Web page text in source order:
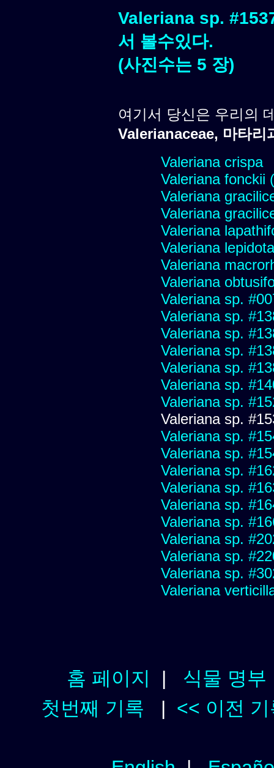
Valeriana sp.
서 볼수있다.
(사진수는 5 장)
여기서 당신은 우리의
Valerianaceae, 마타리
Valeriana crispa
Valeriana fonckii
Valeriana
Valeriana
Valeriana
Valeriana lepidota
Valeriana
Valeriana
Valeriana sp.
Valeriana sp.
Valeriana sp.
Valeriana sp.
Valeriana sp.
Valeriana sp.
Valeriana sp.
Valeriana sp.
Valeriana sp.
Valeriana sp.
Valeriana sp.
Valeriana sp.
Valeriana sp.
Valeriana sp.
Valeriana sp.
Valeriana sp.
Valeriana sp.
Valeriana
홈 페이지 | 식물 명부
첫번째 기록 | << 이전 기